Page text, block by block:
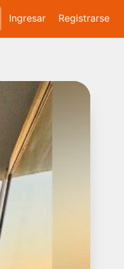
Ingresar Registrarse